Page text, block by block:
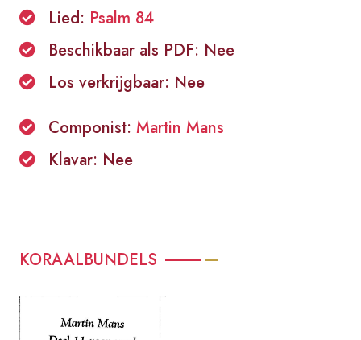
Lied: Psalm 84
Beschikbaar als PDF: Nee
Los verkrijgbaar: Nee
Componist: Martin Mans
Klavar: Nee
KORAALBUNDELS